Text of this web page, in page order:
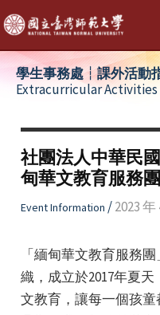
Skip
to
content
學生事務處┆課外活動
Extracurricular Activities
社團法人中華民
甸華文教育服務
Event Information /2023 年
「緬甸華文教育服務
織，成立於2017年夏
文教育，讓每一個孩童